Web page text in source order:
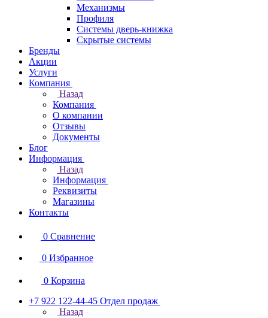
Механизмы
Профиля
Системы дверь-книжка
Скрытые системы
Бренды
Акции
Услуги
Компания
Назад
Компания
О компании
Отзывы
Документы
Блог
Информация
Назад
Информация
Реквизиты
Магазины
Контакты
0 Сравнение
0 Избранное
0 Корзина
+7 922 122-44-45 Отдел продаж
Назад